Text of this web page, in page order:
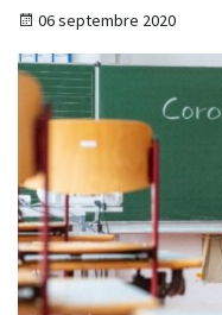
06 septembre 2020